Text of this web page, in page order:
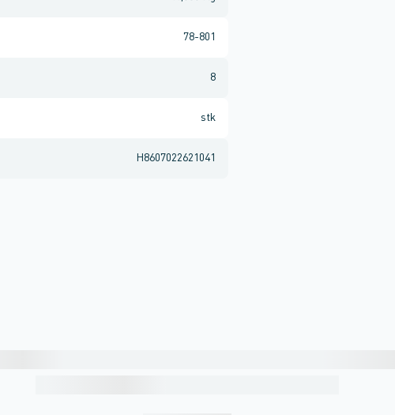
78-801
8
stk
H8607022621041